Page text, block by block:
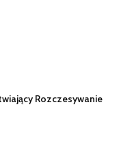
Rozczesywanie